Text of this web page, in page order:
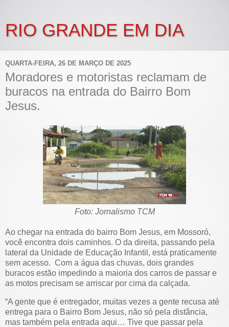
RIO GRANDE EM DIA
QUARTA-FEIRA, 26 DE MARÇO DE 2025
Moradores e motoristas reclamam de
buracos na entrada do Bairro Bom
Jesus.
Foto: Jornalismo TCM
Ao chegar na entrada do bairro Bom Jesus, em Mossoró,
você encontra dois caminhos. O da direita, passando pela
lateral da Unidade de Educação Infantil, está praticamente
sem acesso. Com a água das chuvas, dois grandes
buracos estão impedindo a maioria dos carros de passar e
as motos precisam se arriscar por cima da calçada.
“A gente que é entregador, muitas vezes a gente recusa até
entrega para o Bairro Bom Jesus, não só pela distância,
mas também pela entrada aqui… Tive que passar pela